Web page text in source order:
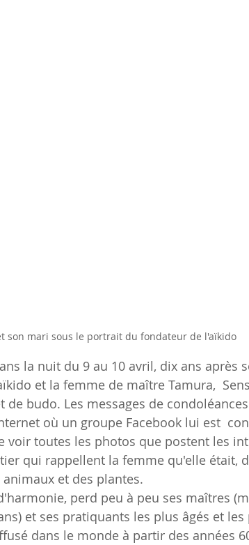
son mari sous le portrait du fondateur de l'aïkido
la nuit du 9 au 10 avril, dix ans après
et la femme de maître Tamura,
de budo. Les messages de
où un groupe Facebook lui est
voir toutes les photos que postent les
qui rappellent la femme qu'elle était,
et des plantes.
perd peu à peu ses maîtres
et ses pratiquants les plus âgés et
dans le monde à partir des années